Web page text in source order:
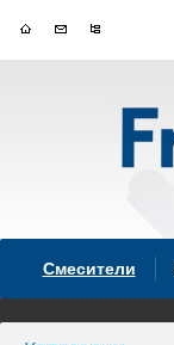
Смесители